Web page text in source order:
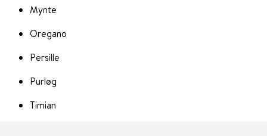
Mynte
Oregano
Persille
Purløg
Timian